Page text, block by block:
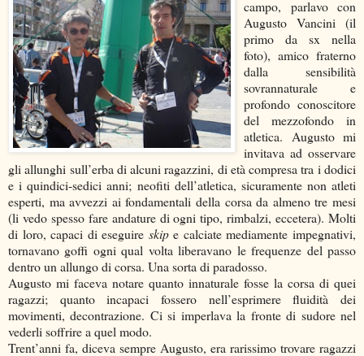
campo, parlavo con
Augusto Vancini (il
primo da sx nella
foto), amico fraterno
dalla sensibilità
sovrannaturale e
profondo conoscitore
del mezzofondo in
atletica. Augusto mi
invitava ad osservare
gli allunghi sull’erba di alcuni ragazzini, di età compresa tra i dodici
e i quindici-sedici anni; neofiti dell’atletica, sicuramente non atleti
esperti, ma avvezzi ai fondamentali della corsa da almeno tre mesi
(li vedo spesso fare andature di ogni tipo, rimbalzi, eccetera). Molti
di loro, capaci di eseguire skipe calciate mediamente impegnativi,
tornavano goffi ogni qual volta liberavano le frequenze del passo
dentro un allungo di corsa. Una sorta di paradosso.
Augusto mi faceva notare quanto innaturale fosse la corsa di quei
ragazzi; quanto incapaci fossero nell’esprimere fluidità dei
movimenti, decontrazione. Ci si imperlava la fronte di sudore nel
vederli soffrire a quel modo.
Trent’anni fa, diceva sempre Augusto, era rarissimo trovare ragazzi